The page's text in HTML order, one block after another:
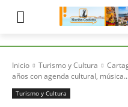
Inicio Turismo y Cultura
años con agenda cultural,
Turismo y Cultura